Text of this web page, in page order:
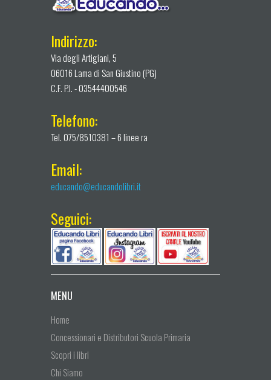
Indirizzo:
Via degli Artigiani, 5
06016 Lama di San Giustino (PG)
C.F. P.I. - 03544400546
Telefono:
Tel. 075/8510381 – 6 linee ra
Email:
educando@educandolibri.it
Seguici:
MENU
Home
Concessionari e Distributori Scuola Primaria
Scopri i libri
Chi Siamo